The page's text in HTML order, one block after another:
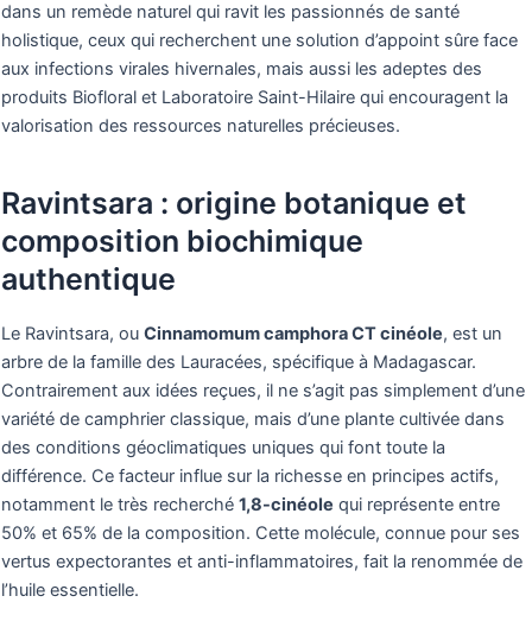
dans un remède naturel qui ravit les passionnés de santé
holistique, ceux qui recherchent une solution d’appoint sûre face
aux infections virales hivernales, mais aussi les adeptes des
produits Biofloral et Laboratoire Saint-Hilaire qui encouragent la
valorisation des ressources naturelles précieuses.
Ravintsara : origine botanique et
composition biochimique
authentique
Le Ravintsara, ou Cinnamomum camphora CT cinéole, est un
arbre de la famille des Lauracées, spécifique à Madagascar.
Contrairement aux idées reçues, il ne s’agit pas simplement d’une
variété de camphrier classique, mais d’une plante cultivée dans
des conditions géoclimatiques uniques qui font toute la
différence. Ce facteur influe sur la richesse en principes actifs,
notamment le très recherché 1,8-cinéole qui représente entre
50% et 65% de la composition. Cette molécule, connue pour ses
vertus expectorantes et anti-inflammatoires, fait la renommée de
l’huile essentielle.